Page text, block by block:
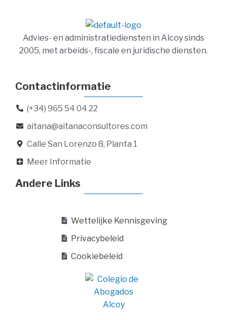
Advies- en administratiediensten in Alcoy sinds
2005, met arbeids-, fiscale en juridische diensten.
Contactinformatie
(+34) 965 54 04 22
aitana@aitanaconsultores.com
Calle San Lorenzo 8, Planta 1
Meer Informatie
Andere Links
Wettelijke Kennisgeving
Privacybeleid
Cookiebeleid